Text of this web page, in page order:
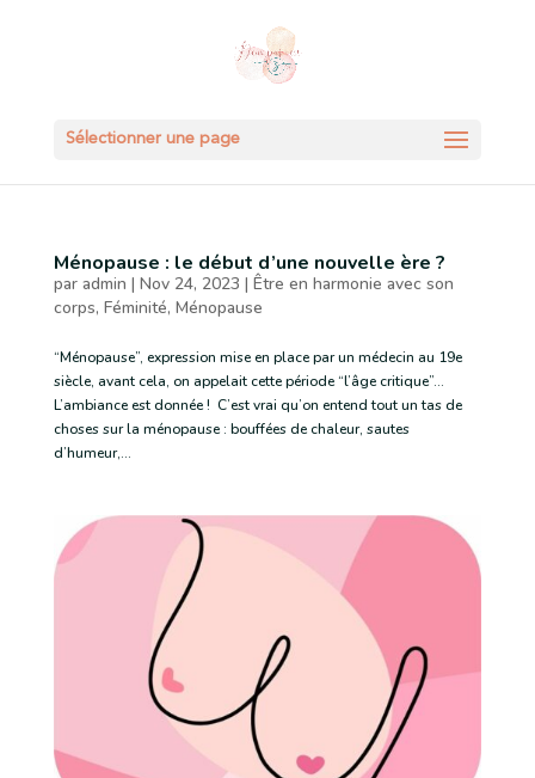
Sélectionner une page
Ménopause : le début d’une nouvelle ère ?
par admin | Nov 24, 2023 | Être en harmonie avec son
corps, Féminité, Ménopause
“Ménopause”, expression mise en place par un médecin au 19e
siècle, avant cela, on appelait cette période “l’âge critique”…
L’ambiance est donnée ! C’est vrai qu’on entend tout un tas de
choses sur la ménopause : bouffées de chaleur, sautes
d’humeur,...